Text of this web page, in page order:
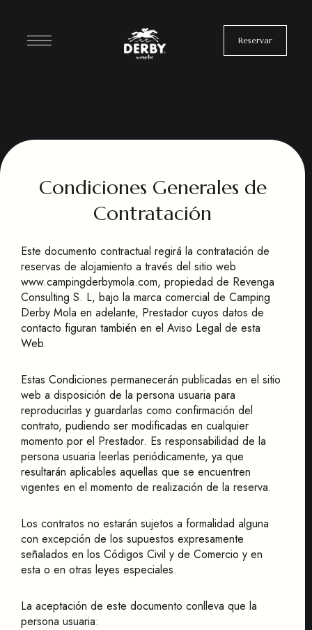
Reservar
Condiciones Generales de
Contratación
Este documento contractual regirá la contratación de
reservas de alojamiento a través del sitio web
www.campingderbymola.com, propiedad de Revenga
Consulting S. L, bajo la marca comercial de Camping
Derby Mola en adelante, Prestador cuyos datos de
contacto figuran también en el Aviso Legal de esta
Web.
Estas Condiciones permanecerán publicadas en el sitio
web a disposición de la persona usuaria para
reproducirlas y guardarlas como confirmación del
contrato, pudiendo ser modificadas en cualquier
momento por el Prestador. Es responsabilidad de la
persona usuaria leerlas periódicamente, ya que
resultarán aplicables aquellas que se encuentren
vigentes en el momento de realización de la reserva.
Los contratos no estarán sujetos a formalidad alguna
con excepción de los supuestos expresamente
señalados en los Códigos Civil y de Comercio y en
esta o en otras leyes especiales.
La aceptación de este documento conlleva que la
persona usuaria: